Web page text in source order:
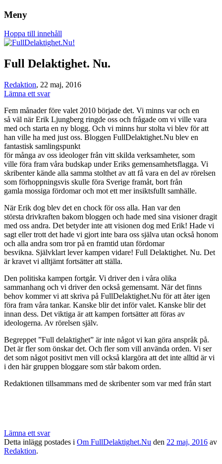
FullDelaktighet.Nu!
funktionsförmåga.
Meny
Hoppa till innehåll
Full Delaktighet. Nu.
Redaktion, 22 maj, 2016
Lämna ett svar
Fem månader före valet 2010 började det. Vi minns var och en
så väl när Erik Ljungberg ringde oss och frågade om vi ville vara
med och starta en ny blogg. Och vi minns hur stolta vi blev för att
han ville ha med just oss. Bloggen FullDelaktighet.Nu blev en
fantastisk samlingspunkt
för många av oss ideologer från vitt skilda verksamheter, som
ville föra fram våra budskap under Eriks gemensamhetsflagga. Vi
skribenter kände alla samma stolthet av att få vara en del av rörelsen
som förhoppningsvis skulle föra Sverige framåt, bort från
gamla mossiga fördomar och mot ett mer insiktsfullt samhälle.
När Erik dog blev det en chock för oss alla. Han var den
största drivkraften bakom bloggen och hade med sina visioner dragit
med oss andra. Det betyder inte att visionen dog med Erik! Hade vi
sagt eller trott det hade vi gjort inte bara oss själva utan också honom
och alla andra som tror på en framtid utan fördomar
besvikna. Självklart lever kampen vidare! Full Delaktighet. Nu. Det
är kravet vi alltjämt fortsätter att ställa.
Den politiska kampen fortgår. Vi driver den i våra olika
sammanhang och vi driver den också gemensamt. När det finns
behov kommer vi att skriva på FullDelaktighet.Nu för att åter igen
föra fram våra tankar. Kanske blir det inför valet. Kanske blir det
innan dess. Det viktiga är att kampen fortsätter att föras av
ideologerna. Av rörelsen själv.
Begreppet ”Full delaktighet” är inte något vi kan göra anspråk på.
Det är fler som önskar det. Och fler som vill använda orden. Vi ser
det som något positivt men vill också klargöra att det inte alltid är vi
i den här gruppen bloggare som står bakom orden.
Redaktionen tillsammans med de skribenter som var med från start
Lämna ett svar
Detta inlägg postades i Om FullDelaktighet.Nu den 22 maj, 2016 av
Redaktion.